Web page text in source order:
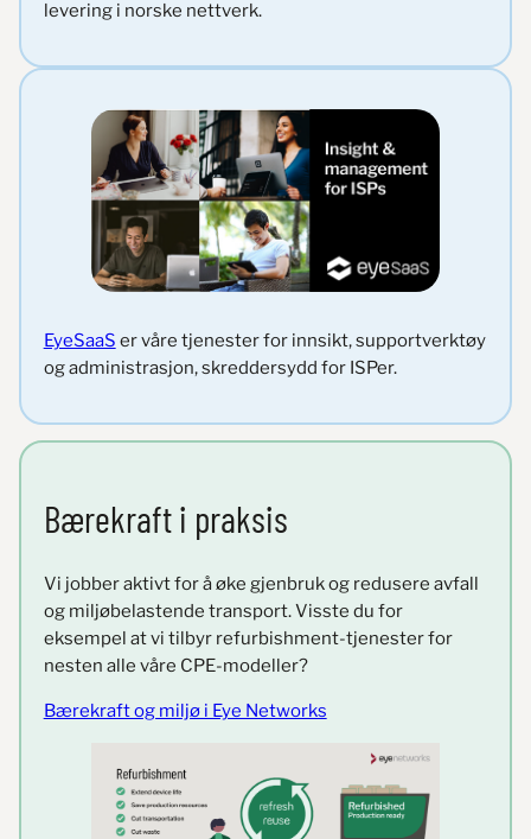
levering i norske nettverk.
EyeSaaS er våre tjenester for innsikt, supportverktøy
og administrasjon, skreddersydd for ISPer.
Bærekraft i praksis
Vi jobber aktivt for å øke gjenbruk og redusere avfall
og miljøbelastende transport. Visste du for
eksempel at vi tilbyr refurbishment-tjenester for
nesten alle våre CPE-modeller?
Bærekraft og miljø i Eye Networks